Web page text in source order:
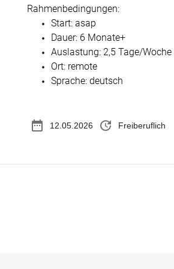
Rahmenbedingungen:
Start: asap
Dauer: 6 Monate+
Auslastung: 2,5 Tage/Woche
Ort: remote
Sprache: deutsch
date_range 12.05.2026 update Freiberuflich